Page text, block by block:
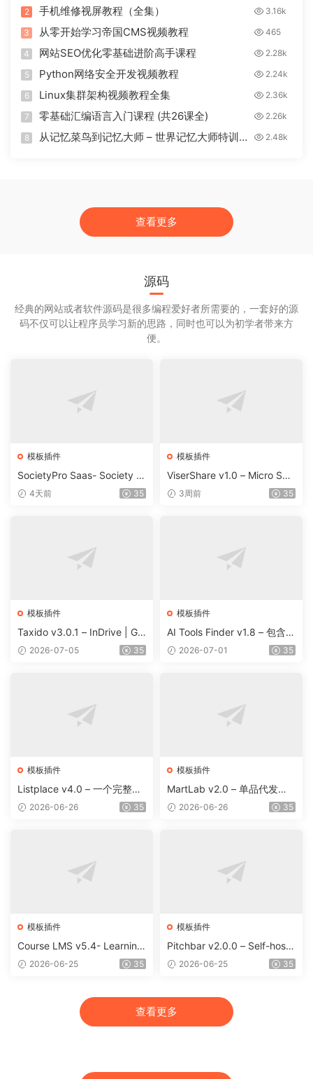
货币交易Java源码
2 手机维修视屏教程（全集） 3.16k
3 从零开始学习帝国CMS视频教程 465
4 网站SEO优化零基础进阶高手课程 2.28k
5 Python网络安全开发视频教程 2.24k
6 Linux集群架构视频教程全集 2.36k
7 零基础汇编语言入门课程 (共26课全) 2.26k
8
从记忆菜鸟到记忆大师 – 世界记忆大师特训课
2.48k
查看更多
源码
经典的网站或者软件源码是很多编程爱好者所需要的，一套好的源
码不仅可以让程序员学习新的思路，同时也可以为初学者带来方
便。
模板插件
SocietyPro Saas- Society M
anagement Software v1.0.7
4天前 35
模板插件
ViserShare v1.0 – Micro Sha
re Trading And Prediction Pl
3周前 35
模板插件
Taxido v3.0.1 – InDrive | Gr
ab | Uber Clone | Taxi Booki
2026-07-05 35
模板插件
AI Tools Finder v1.8 – 包含 5
000 多种工具、订阅、广告
2026-07-01 35
模板插件
Listplace v4.0 – 一个完整的
本地商家名录平台
2026-06-26 35
模板插件
MartLab v2.0 – 单品代发货
平台2026-06-26 35
模板插件
Course LMS v5.4- Learning
Management System
2026-06-25 35
模板插件
Pitchbar v2.0.0 – Self-hoste
d SaaS Sales AI Widget for
2026-06-25 35
查看更多